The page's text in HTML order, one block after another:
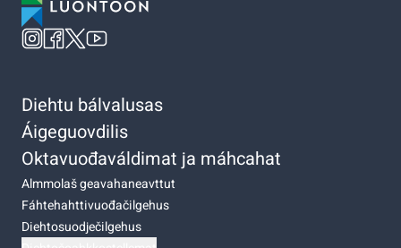
Diehtu bálvalusas
Áigeguovdilis
Oktavuođaváldimat ja máhcahat
Almmolaš geavahaneavttut
Fáhtehahttivuođačilgehus
Diehtosuodječilgehus